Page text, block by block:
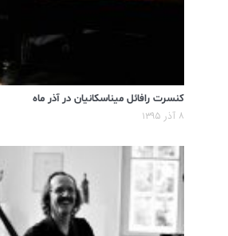
کنسرت رافائل میناسکانیان در آذر ماه
۸ آذر ۱۳۹۵